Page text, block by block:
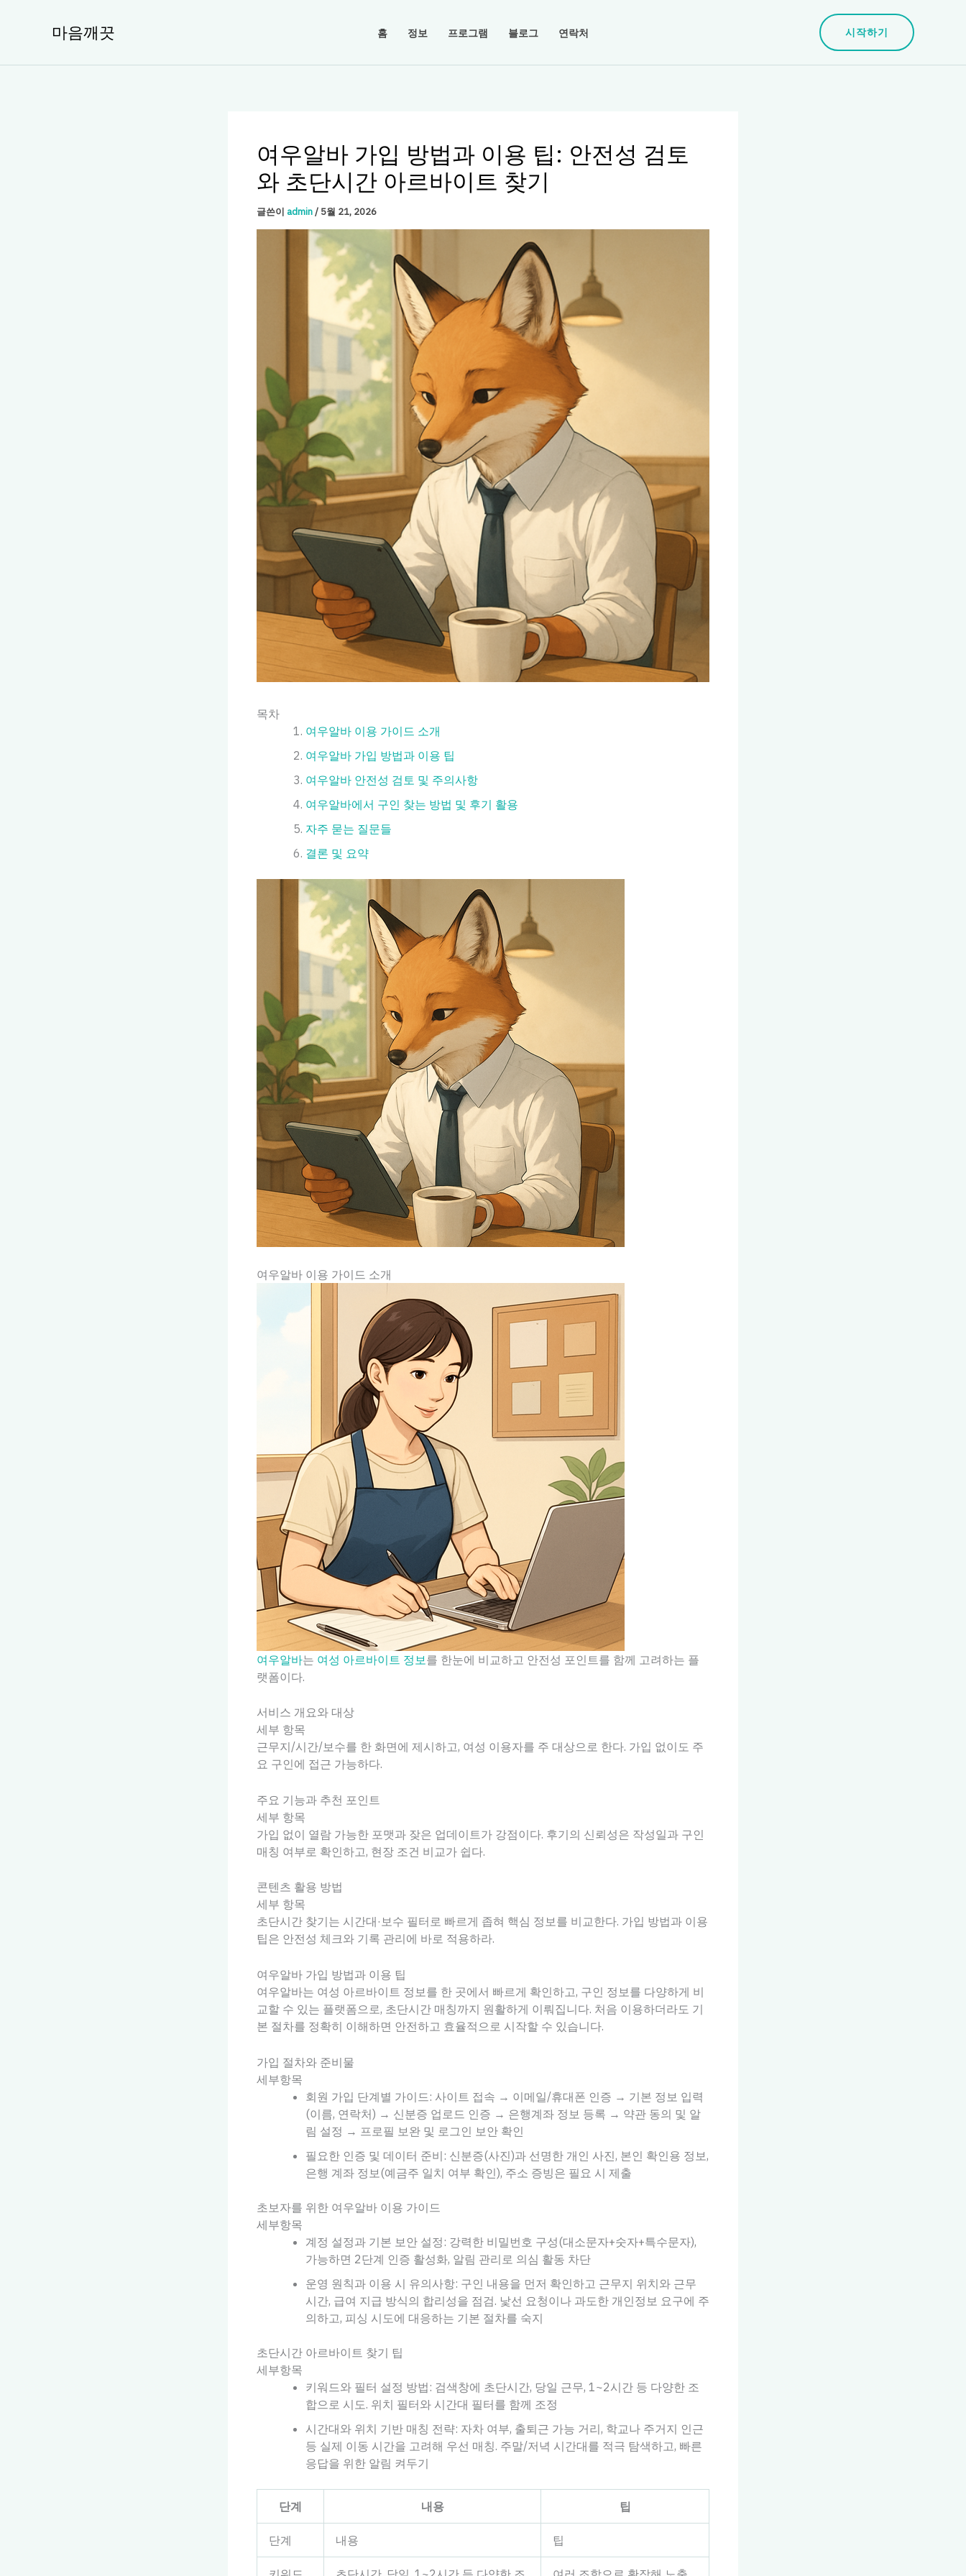
마음깨끗 홈 정보 프로그램 블로그 연락처 시작하기
여우알바 가입 방법과 이용 팁: 안전성 검토
와 초단시간 아르바이트 찾기
글쓴이 admin/ 5월 21, 2026
목차
여우알바 이용 가이드 소개
여우알바 가입 방법과 이용 팁
여우알바 안전성 검토 및 주의사항
여우알바에서 구인 찾는 방법 및 후기 활용
자주 묻는 질문들
결론 및 요약
여우알바 이용 가이드 소개
여우알바는 여성 아르바이트 정보 를 한눈에 비교하고 안전성 포인트를 함께 고려하는 플
랫폼이다.
서비스 개요와 대상
세부 항목
근무지/시간/보수를 한 화면에 제시하고, 여성 이용자를 주 대상으로 한다. 가입 없이도 주
요 구인에 접근 가능하다.
주요 기능과 추천 포인트
세부 항목
가입 없이 열람 가능한 포맷과 잦은 업데이트가 강점이다. 후기의 신뢰성은 작성일과 구인
매칭 여부로 확인하고, 현장 조건 비교가 쉽다.
콘텐츠 활용 방법
세부 항목
초단시간 찾기는 시간대·보수 필터로 빠르게 좁혀 핵심 정보를 비교한다. 가입 방법과 이용
팁은 안전성 체크와 기록 관리에 바로 적용하라.
여우알바 가입 방법과 이용 팁
여우알바는 여성 아르바이트 정보를 한 곳에서 빠르게 확인하고, 구인 정보를 다양하게 비
교할 수 있는 플랫폼으로, 초단시간 매칭까지 원활하게 이뤄집니다. 처음 이용하더라도 기
본 절차를 정확히 이해하면 안전하고 효율적으로 시작할 수 있습니다.
가입 절차와 준비물
세부항목
회원 가입 단계별 가이드: 사이트 접속 → 이메일/휴대폰 인증 → 기본 정보 입력
(이름, 연락처) → 신분증 업로드 인증 → 은행계좌 정보 등록 → 약관 동의 및 알
림 설정 → 프로필 보완 및 로그인 보안 확인
필요한 인증 및 데이터 준비: 신분증(사진)과 선명한 개인 사진, 본인 확인용 정보,
은행 계좌 정보(예금주 일치 여부 확인), 주소 증빙은 필요 시 제출
초보자를 위한 여우알바 이용 가이드
세부항목
계정 설정과 기본 보안 설정: 강력한 비밀번호 구성(대소문자+숫자+특수문자),
가능하면 2단계 인증 활성화, 알림 관리로 의심 활동 차단
운영 원칙과 이용 시 유의사항: 구인 내용을 먼저 확인하고 근무지 위치와 근무
시간, 급여 지급 방식의 합리성을 점검. 낯선 요청이나 과도한 개인정보 요구에 주
의하고, 피싱 시도에 대응하는 기본 절차를 숙지
초단시간 아르바이트 찾기 팁
세부항목
키워드와 필터 설정 방법: 검색창에 초단시간, 당일 근무, 1~2시간 등 다양한 조
합으로 시도. 위치 필터와 시간대 필터를 함께 조정
시간대와 위치 기반 매칭 전략: 자차 여부, 출퇴근 가능 거리, 학교나 주거지 인근
등 실제 이동 시간을 고려해 우선 매칭. 주말/저녁 시간대를 적극 탐색하고, 빠른
응답을 위한 알림 켜두기
단계 내용 팁
단계 내용 팁